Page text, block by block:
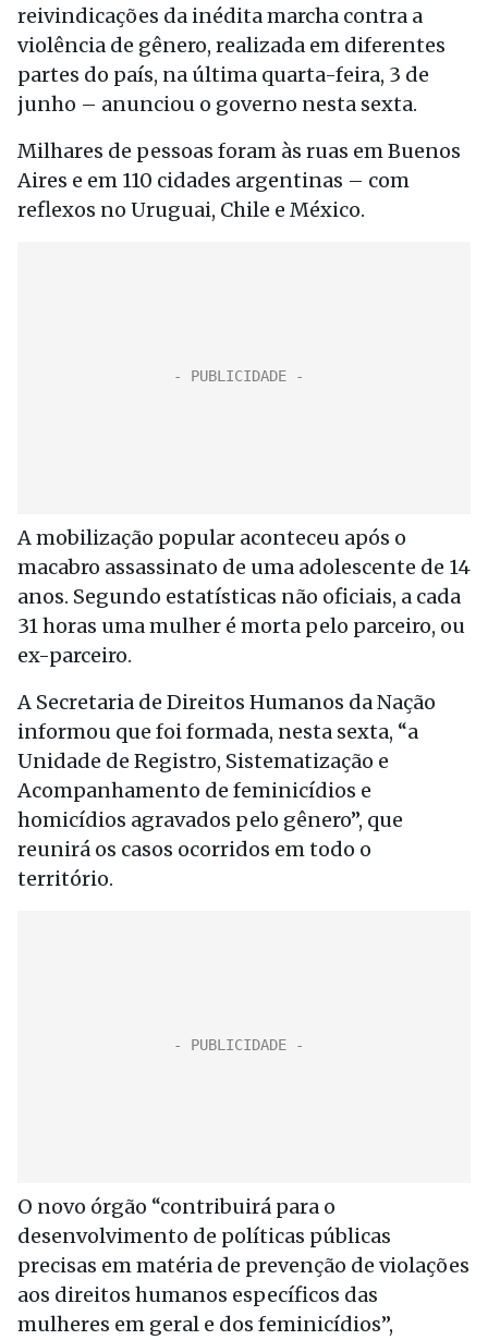
reivindicações da inédita marcha contra a
violência de gênero, realizada em diferentes
partes do país, na última quarta-feira, 3 de
junho – anunciou o governo nesta sexta.
Milhares de pessoas foram às ruas em Buenos
Aires e em 110 cidades argentinas – com
reflexos no Uruguai, Chile e México.
A mobilização popular aconteceu após o
macabro assassinato de uma adolescente de 14
anos. Segundo estatísticas não oficiais, a cada
31 horas uma mulher é morta pelo parceiro, ou
ex-parceiro.
A Secretaria de Direitos Humanos da Nação
informou que foi formada, nesta sexta, “a
Unidade de Registro, Sistematização e
Acompanhamento de feminicídios e
homicídios agravados pelo gênero”, que
reunirá os casos ocorridos em todo o
território.
O novo órgão “contribuirá para o
desenvolvimento de políticas públicas
precisas em matéria de prevenção de violações
aos direitos humanos específicos das
mulheres em geral e dos feminicídios”,